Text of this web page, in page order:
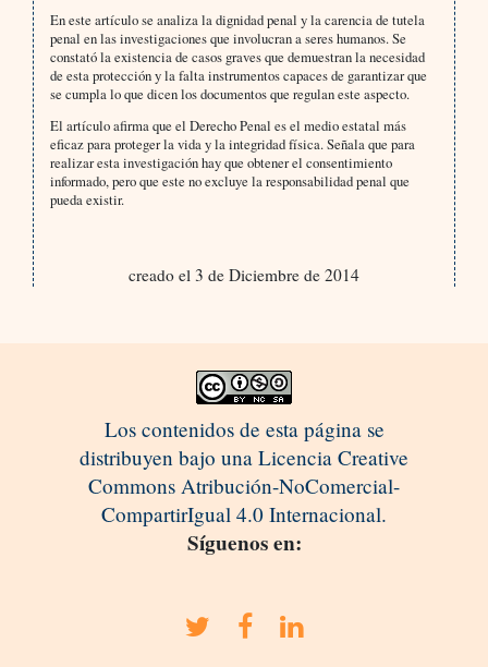
En este artículo se analiza la dignidad penal y la carencia de tutela
penal en las investigaciones que involucran a seres humanos. Se
constató la existencia de casos graves que demuestran la necesidad
de esta protección y la falta instrumentos capaces de garantizar que
se cumpla lo que dicen los documentos que regulan este aspecto.
El artículo afirma que el Derecho Penal es el medio estatal más
eficaz para proteger la vida y la integridad física. Señala que para
realizar esta investigación hay que obtener el consentimiento
informado, pero que este no excluye la responsabilidad penal que
pueda existir.
creado el 3 de Diciembre de 2014
Los contenidos de esta página se
distribuyen bajo una Licencia Creative
Commons Atribución-NoComercial-
CompartirIgual 4.0 Internacional.
Síguenos en: